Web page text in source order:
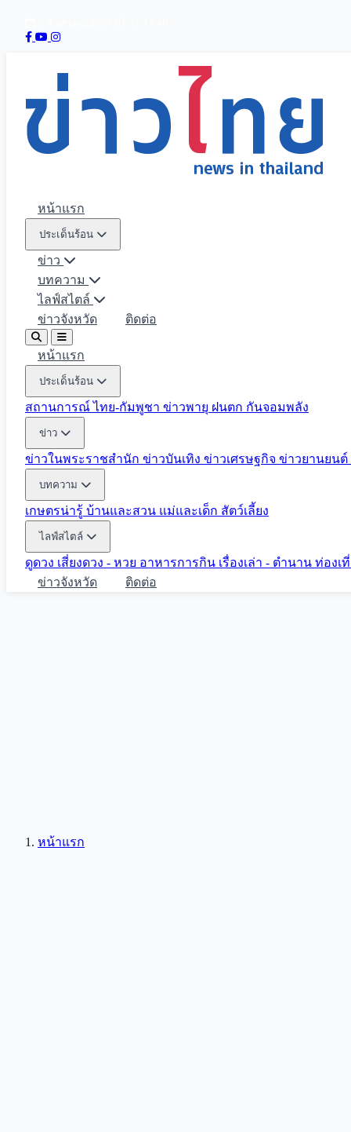
หน้าแรก
ประเด็นร้อน
ข่าว
บทความ
ไลฟ์สไตล์
ข่าวจังหวัด
ติดต่อ
หน้าแรก
ประเด็นร้อน
สถานการณ์ ไทย-กัมพูชา ข่าวพายุ ฝนตก กันจอมพลัง
ข่าว
ข่าวในพระราชสำนัก ข่าวบันเทิง ข่าวเศรษฐกิจ ข่าวยานยนต์
บทความ
เกษตรน่ารู้ บ้านและสวน แม่และเด็ก สัตว์เลี้ยง
ไลฟ์สไตล์
ดูดวง เสี่ยงดวง - หวย อาหารการกิน เรื่องเล่า - ตำนาน ท่องเ
ข่าวจังหวัด
ติดต่อ
หน้าแรก